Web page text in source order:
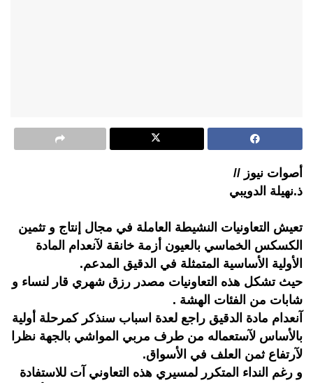
أصوات نيوز //
ذ.نهيلة الدويبي
تعيش التعاونيات النشيطة العاملة في مجال إنتاج و تثمين
الكسكس الخماسي بالعيون أزمة خانقة لآنعدام المادة
الأولية الأساسية المتمثلة في الدقيق المدعم.
حيث تشكل هذه التعاونيات مصدر رزق شهري قار لنساء و
شابات من الفئات الهشة .
آنعدام مادة الدقيق راجع لعدة اسباب سنذكر كمرحلة أولية
بالأساس لآستعماله من طرف مربي المواشي بالجهة نظرا
لآرتفاع ثمن العلف في الأسواق.
و رغم النداء المتكرر لمسيري هذه التعاوني آت للاستفادة